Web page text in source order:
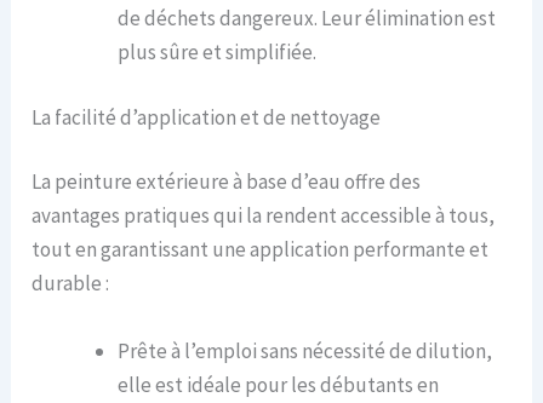
de déchets dangereux. Leur élimination est
plus sûre et simplifiée.
La facilité d’application et de nettoyage
La peinture extérieure à base d’eau offre des
avantages pratiques qui la rendent accessible à tous,
tout en garantissant une application performante et
durable :
Prête à l’emploi sans nécessité de dilution,
elle est idéale pour les débutants en